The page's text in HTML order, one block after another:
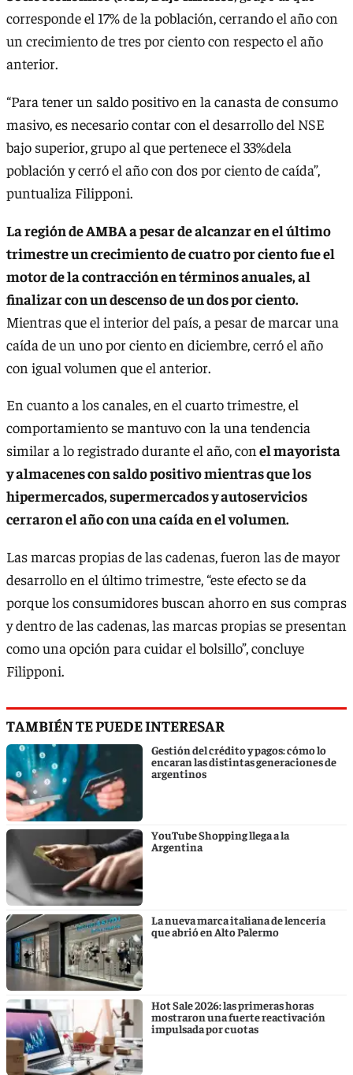
corresponde el 17% de la población, cerrando el año con
un crecimiento de tres por ciento con respecto el año
anterior.
“Para tener un saldo positivo en la canasta de consumo
masivo, es necesario contar con el desarrollo del NSE
bajo superior, grupo al que pertenece el 33%dela
población y cerró el año con dos por ciento de caída”,
puntualiza Filipponi.
La región de AMBA a pesar de alcanzar en el último
trimestre un crecimiento de cuatro por ciento fue el
motor de la contracción en términos anuales, al
finalizar con un descenso de un dos por ciento.
Mientras que el interior del país, a pesar de marcar una
caída de un uno por ciento en diciembre, cerró el año
con igual volumen que el anterior.
En cuanto a los canales, en el cuarto trimestre, el
comportamiento se mantuvo con la una tendencia
similar a lo registrado durante el año, con el mayorista
y almacenes con saldo positivo mientras que los
hipermercados, supermercados y autoservicios
cerraron el año con una caída en el volumen.
Las marcas propias de las cadenas, fueron las de mayor
desarrollo en el último trimestre, “este efecto se da
porque los consumidores buscan ahorro en sus compras
y dentro de las cadenas, las marcas propias se presentan
como una opción para cuidar el bolsillo”, concluye
Filipponi.
TAMBIÉN TE PUEDE INTERESAR
Gestión del crédito y pagos: cómo lo
encaran las distintas generaciones de
argentinos
YouTube Shopping llega a la
Argentina
La nueva marca italiana de lencería
que abrió en Alto Palermo
Hot Sale 2026: las primeras horas
mostraron una fuerte reactivación
impulsada por cuotas